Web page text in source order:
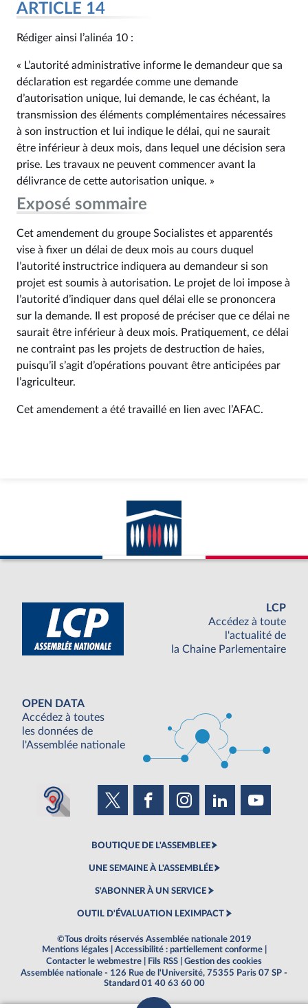
ARTICLE 14
Rédiger ainsi l’alinéa 10 :
« L’autorité administrative informe le demandeur que sa
déclaration est regardée comme une demande
d’autorisation unique, lui demande, le cas échéant, la
transmission des éléments complémentaires nécessaires
à son instruction et lui indique le délai, qui ne saurait
être inférieur à deux mois, dans lequel une décision sera
prise. Les travaux ne peuvent commencer avant la
délivrance de cette autorisation unique. »
Exposé sommaire
Cet amendement du groupe Socialistes et apparentés
vise à fixer un délai de deux mois au cours duquel
l’autorité instructrice indiquera au demandeur si son
projet est soumis à autorisation. Le projet de loi impose à
l’autorité d’indiquer dans quel délai elle se prononcera
sur la demande. Il est proposé de préciser que ce délai ne
saurait être inférieur à deux mois. Pratiquement, ce délai
ne contraint pas les projets de destruction de haies,
puisqu’il s’agit d’opérations pouvant être anticipées par
l’agriculteur.
Cet amendement a été travaillé en lien avec l’AFAC.
LCP
Accédez à toute
l'actualité de
la Chaine Parlementaire
OPEN DATA
Accédez à toutes
les données de
l'Assemblée nationale
BOUTIQUE DE L'ASSEMBLEE
UNE SEMAINE À L'ASSEMBLÉE
S'ABONNER À UN SERVICE
OUTIL D'ÉVALUATION LEXIMPACT
©Tous droits réservés Assemblée nationale 2019
Mentions légales
Accessibilité : partiellement conforme
Contacter le webmestre
Fils RSS
Gestion des cookies
Assemblée nationale - 126 Rue de l'Université, 75355 Paris 07 SP -
Standard 01 40 63 60 00